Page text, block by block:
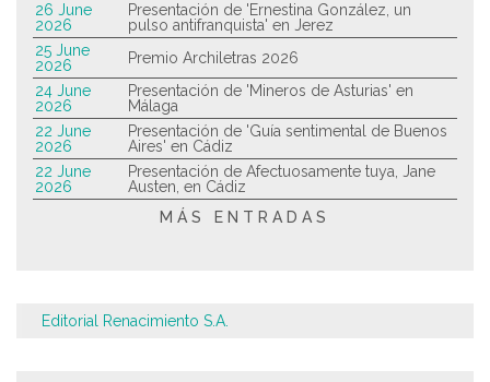
26 June
2026
Presentación de 'Ernestina González, un
pulso antifranquista' en Jerez
25 June
2026
Premio Archiletras 2026
24 June
2026
Presentación de 'Mineros de Asturias' en
Málaga
22 June
2026
Presentación de 'Guía sentimental de Buenos
Aires' en Cádiz
22 June
2026
Presentación de Afectuosamente tuya, Jane
Austen, en Cádiz
MÁS ENTRADAS
Editorial Renacimiento S.A.